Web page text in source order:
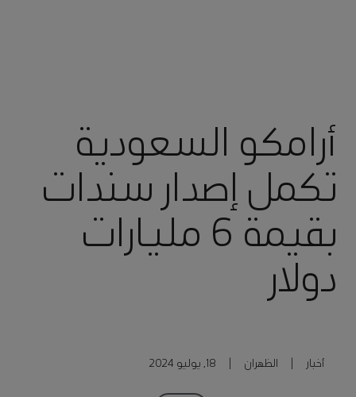
أرامكو السعودية
تكمل إصدار سندات
بقيمة 6 مليارات
دولار
أخبار الظهران 18, يوليو 2024